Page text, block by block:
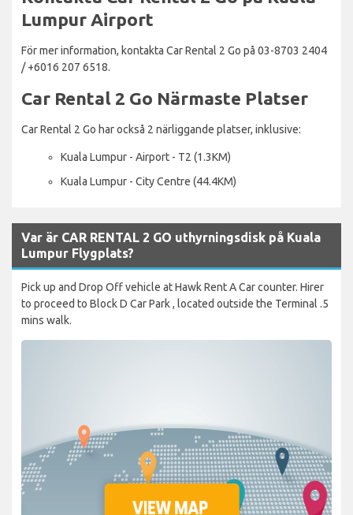
Lumpur Airport
För mer information, kontakta Car Rental 2 Go på 03-8703 2404
/ +6016 207 6518.
Car Rental 2 Go Närmaste Platser
Car Rental 2 Go har också 2 närliggande platser, inklusive:
Kuala Lumpur - Airport - T2 (1.3KM)
Kuala Lumpur - City Centre (44.4KM)
Var är CAR RENTAL 2 GO uthyrningsdisk på Kuala
Lumpur Flygplats?
Pick up and Drop Off vehicle at Hawk Rent A Car counter. Hirer
to proceed to Block D Car Park , located outside the Terminal .5
mins walk.